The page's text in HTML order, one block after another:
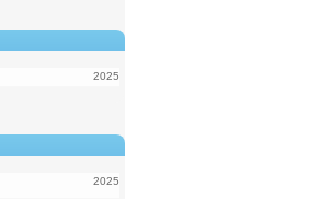
2025
2025